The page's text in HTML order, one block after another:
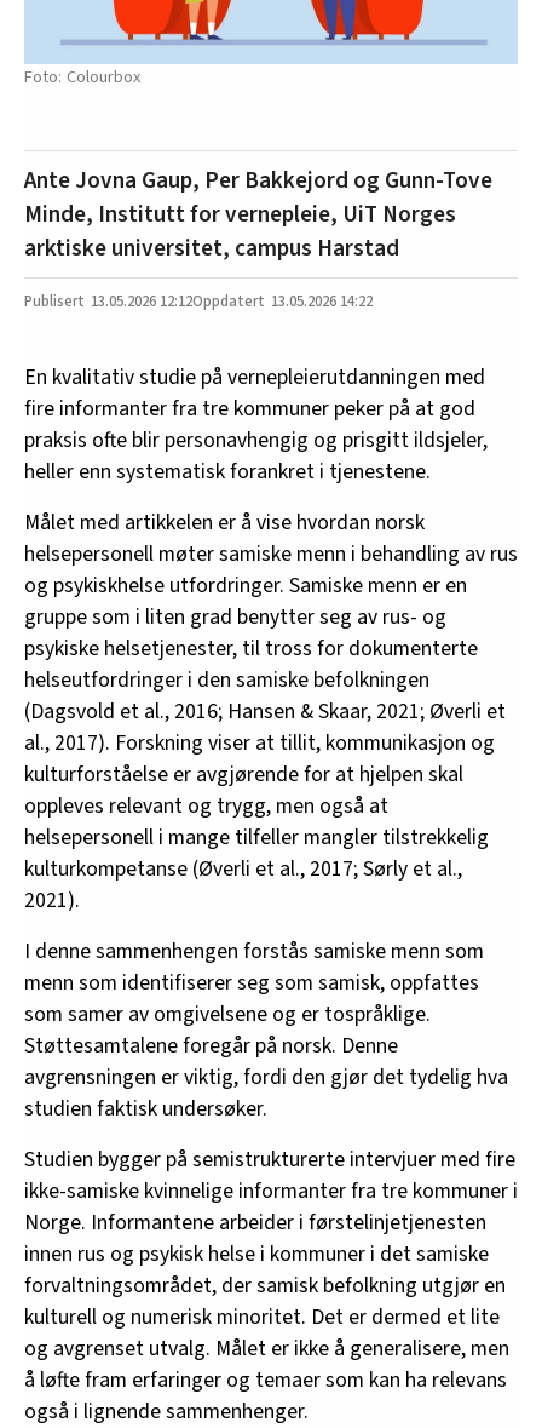
Colourbox
Ante Jovna Gaup, Per Bakkejord og Gunn-Tove
Minde, Institutt for vernepleie, UiT Norges
arktiske universitet, campus Harstad
13.05.2026 12:12 13.05.2026 14:22
En kvalitativ studie på vernepleierutdanningen med
fire informanter fra tre kommuner peker på at god
praksis ofte blir personavhengig og prisgitt ildsjeler,
heller enn systematisk forankret i tjenestene.
Målet med artikkelen er å vise hvordan norsk
helsepersonell møter samiske menn i behandling av rus
og psykiskhelse utfordringer. Samiske menn er en
gruppe som i liten grad benytter seg av rus- og
psykiske helsetjenester, til tross for dokumenterte
helseutfordringer i den samiske befolkningen
(Dagsvold et al., 2016; Hansen & Skaar, 2021; Øverli et
al., 2017). Forskning viser at tillit, kommunikasjon og
kulturforståelse er avgjørende for at hjelpen skal
oppleves relevant og trygg, men også at
helsepersonell i mange tilfeller mangler tilstrekkelig
kulturkompetanse (Øverli et al., 2017; Sørly et al.,
2021).
I denne sammenhengen forstås samiske menn som
menn som identifiserer seg som samisk, oppfattes
som samer av omgivelsene og er tospråklige.
Støttesamtalene foregår på norsk. Denne
avgrensningen er viktig, fordi den gjør det tydelig hva
studien faktisk undersøker.
Studien bygger på semistrukturerte intervjuer med fire
ikke-samiske kvinnelige informanter fra tre kommuner i
Norge. Informantene arbeider i førstelinjetjenesten
innen rus og psykisk helse i kommuner i det samiske
forvaltningsområdet, der samisk befolkning utgjør en
kulturell og numerisk minoritet. Det er dermed et lite
og avgrenset utvalg. Målet er ikke å generalisere, men
å løfte fram erfaringer og temaer som kan ha relevans
også i lignende sammenhenger.